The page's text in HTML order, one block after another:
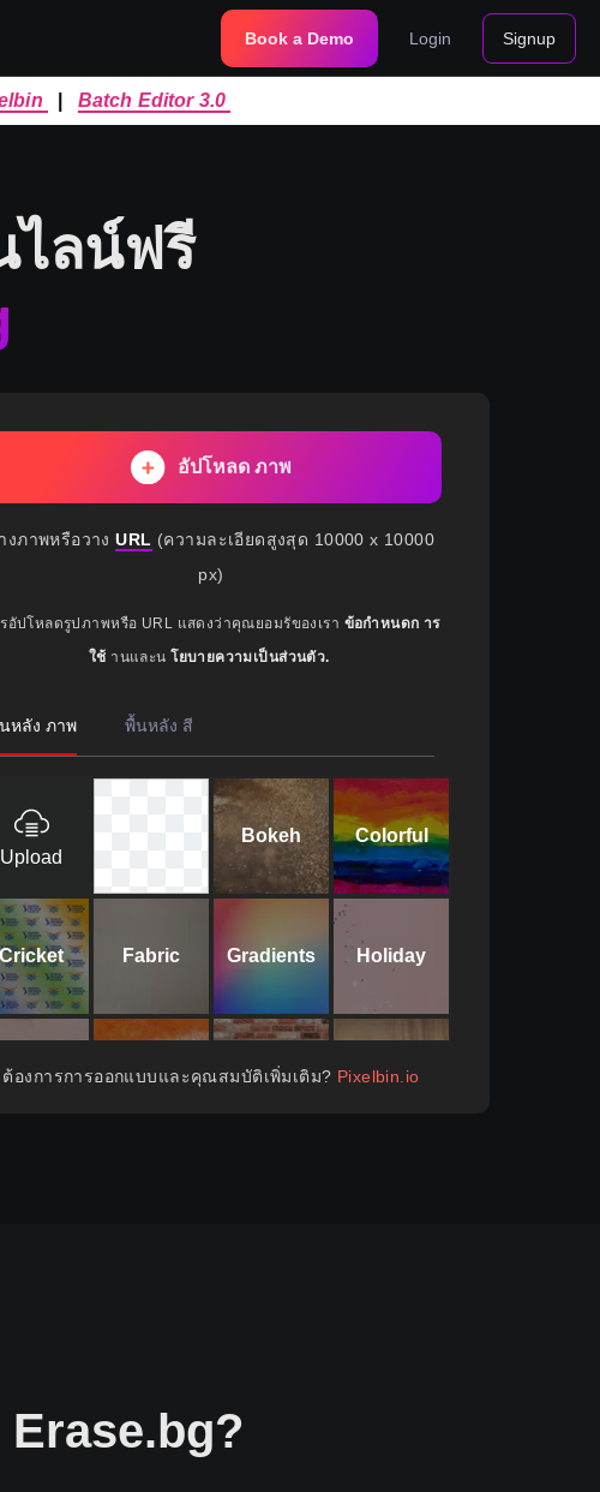
Book a Demo Login Signup
Batch Editor 3.0
ไลน์ฟรี
อัปโหลด ภาพ
งภาพหรือวาง URL (ความละเอียดสูงสุด 10000 x 10000
px)
อัปโหลดรูปภาพหรือ URL แสดงว่าคุณยอมรัของเรา ข้อกำหนดก าร
ใช้ านและน โยบายความเป็นส่วนตัว.
หลัง ภาพ พื้นหลัง สี
Upload
Bokeh Colorful
Cricket Fabric Gradients Holiday
Tiles Tricolor Walls Wood
ต้องการการออกแบบและคุณสมบัติเพิ่มเติม? Pixelbin.io